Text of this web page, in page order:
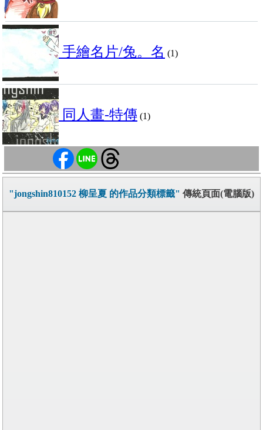
手繪名片/兔。名 (1)
同人畫-特傳 (1)
"jongshin810152 柳呈夏 的作品分類標籤" 傳統頁面(電腦版)